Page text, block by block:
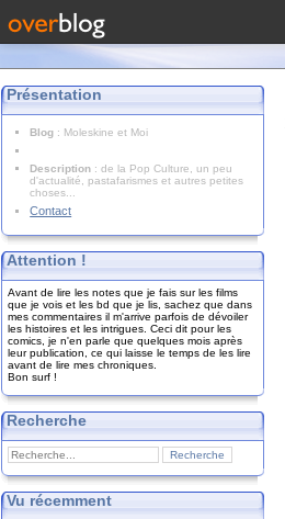
Présentation
Blog : Moleskine et Moi
Description : de la Pop Culture, un peu
d'actualité, pastafarismes et autres petites
choses...
Contact
Attention !
Avant de lire les notes que je fais sur les films
que je vois et les bd que je lis, sachez que dans
mes commentaires il m'arrive parfois de dévoiler
les histoires et les intrigues. Ceci dit pour les
comics, je n'en parle que quelques mois après
leur publication, ce qui laisse le temps de les lire
avant de lire mes chroniques.
Bon surf !
Recherche
Vu récemment